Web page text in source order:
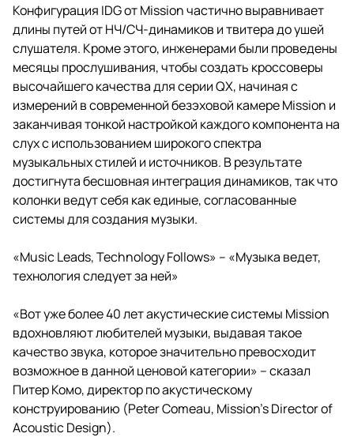
Конфигурация IDG от Mission частично выравнивает
длины путей от НЧ/СЧ-динамиков и твитера до ушей
слушателя. Кроме этого, инженерами были проведены
месяцы прослушивания, чтобы создать кроссоверы
высочайшего качества для серии QX, начиная с
измерений в современной безэховой камере Mission и
заканчивая тонкой настройкой каждого компонента на
слух с использованием широкого спектра
музыкальных стилей и источников. В результате
достигнута бесшовная интеграция динамиков, так что
колонки ведут себя как единые, согласованные
системы для создания музыки.
«Music Leads, Technology Follows» – «Музыка ведет,
технология следует за ней»
«Вот уже более 40 лет акустические системы Mission
вдохновляют любителей музыки, выдавая такое
качество звука, которое значительно превосходит
возможное в данной ценовой категории» – сказал
Питер Комо, директор по акустическому
конструированию (Peter Comeau, Mission’s Director of
Acoustic Design).